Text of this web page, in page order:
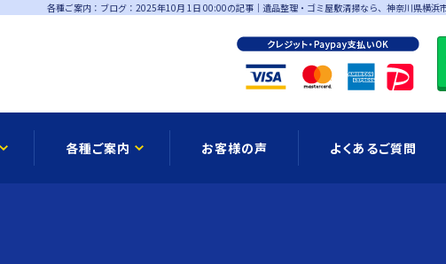
各種ご案内：ブログ：2025年10月 1日 00:00の記事｜遺品整理・ゴミ屋敷清掃なら、神奈川県横浜
各種ご案内 お客様の声 よくあるご質問